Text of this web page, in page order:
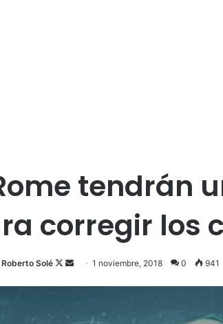
Rome
corregir los
Roberto Solé
F S
1 noviembre, 2018 0 941